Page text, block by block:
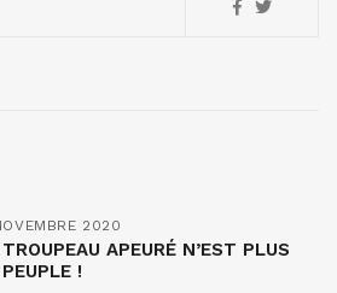
2020
APEURÉ N’EST PLUS
!